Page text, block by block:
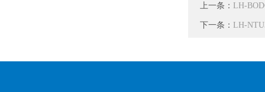
上一条： LH-
下一条： LH-